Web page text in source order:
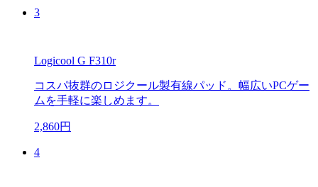
3
Logicool G F310r
コスパ抜群のロジクール製有線パッド。幅広いPCゲー
ムを手軽に楽しめます。
2,860円
4